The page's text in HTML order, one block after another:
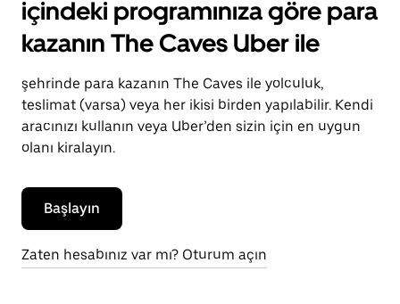
içindeki programınıza göre para
kazanın The Caves Uber ile
şehrinde para kazanın The Caves ile yolculuk,
teslimat (varsa) veya her ikisi birden yapılabilir. Kendi
aracınızı kullanın veya Uber’den sizin için en uygun
olanı kiralayın.
Başlayın
Zaten hesabınız var mı? Oturum açın